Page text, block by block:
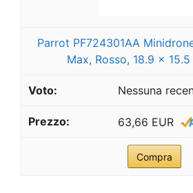
Parrot PF724301AA
Max, Rosso, 18.9 x
Nessuna
63,66 EUR
Compra